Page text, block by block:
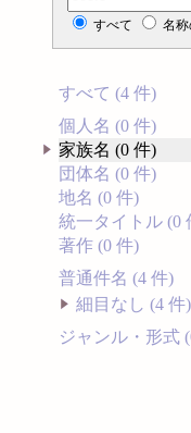
すべて 名
すべて (4 件)
個人名 (0 件)
家族名 (0 件)
団体名 (0 件)
地名 (0 件)
統一タイトル (0
著作 (0 件)
普通件名 (4 件)
細目なし (4 件)
ジャンル・形式